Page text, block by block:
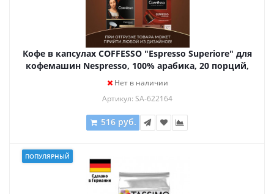
Кофе в капсулах COFFESSO "Espresso Superiore" для
кофемашин Nespresso, 100% арабика, 20 порций,
Нет в наличии
Артикул: SA-622164
516 руб.
ПОПУЛЯРНЫЙ